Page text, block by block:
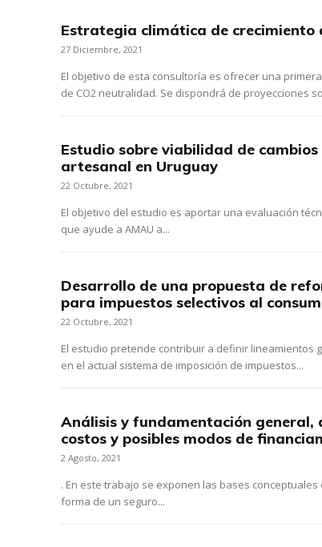
Estrategia climática de
27 Diciembre, 2021
El objetivo de esta consultoría es ofrecer una
de CO2 neutralidad. Se dispondrá de proyecciones
Estudio sobre viabilidad de
artesanal en Uruguay
22 Octubre, 2021
El objetivo del estudio es aportar una evaluación
que ayude a AMAU a...
Desarrollo de una propuesta de
para impuestos selectivos al
22 Octubre, 2021
El estudio pretende contribuir a definir
en el actual sistema de imposición de impuestos...
Análisis y fundamentación
costos y posibles modos de
2 Agosto, 2021
. En este trabajo se exponen las bases
forma de un seguro...